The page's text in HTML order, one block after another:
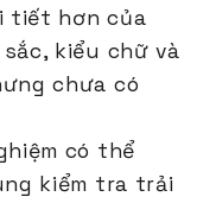
tiết hơn của
sắc, kiểu chữ và
chưa có
có thể
kiểm tra trải